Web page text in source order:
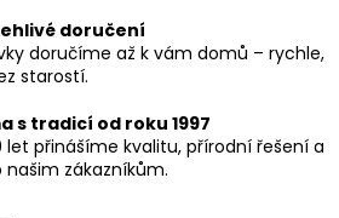
p
i
s
doručení
doručíme až k vám domů – rychle,
starostí.
s tradicí od roku 1997
let přinášíme kvalitu, přírodní řešení a
zákazníkům.